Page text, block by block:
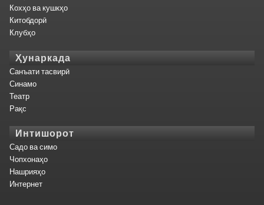
Кохҳо ва кушкҳо
Китобдорӣ
Клубҳо
Ҳунаркада
Санъати тасвирӣ
Синамо
Театр
Рақс
Интишорот
Садо ва симо
Чопхонаҳо
Нашрияҳо
Интернет